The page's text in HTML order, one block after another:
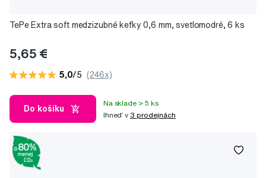
TePe Extra soft medzizubné kefky 0,6 mm, svetlomodré, 6 ks
5,65 €
5,0/5 (246x)
Do košíku
Na sklade > 5 ks
Ihneď v 3 prodejnách